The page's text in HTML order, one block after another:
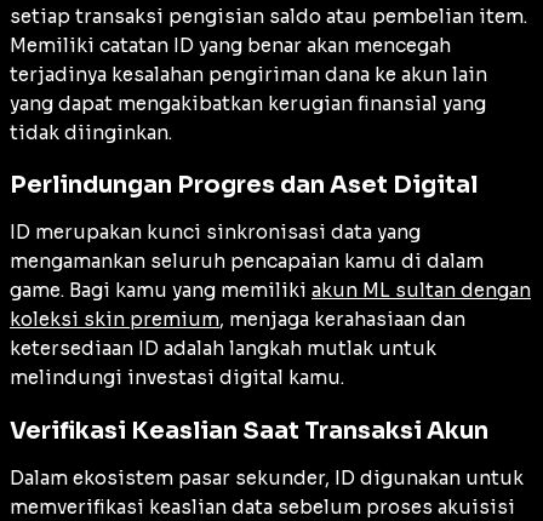
setiap transaksi pengisian saldo atau pembelian item.
Memiliki catatan ID yang benar akan mencegah
terjadinya kesalahan pengiriman dana ke akun lain
yang dapat mengakibatkan kerugian finansial yang
tidak diinginkan.
Perlindungan Progres dan Aset Digital
ID merupakan kunci sinkronisasi data yang
mengamankan seluruh pencapaian kamu di dalam
game. Bagi kamu yang memiliki akun ML sultan dengan
koleksi skin premium, menjaga kerahasiaan dan
ketersediaan ID adalah langkah mutlak untuk
melindungi investasi digital kamu.
Verifikasi Keaslian Saat Transaksi Akun
Dalam ekosistem pasar sekunder, ID digunakan untuk
memverifikasi keaslian data sebelum proses akuisisi